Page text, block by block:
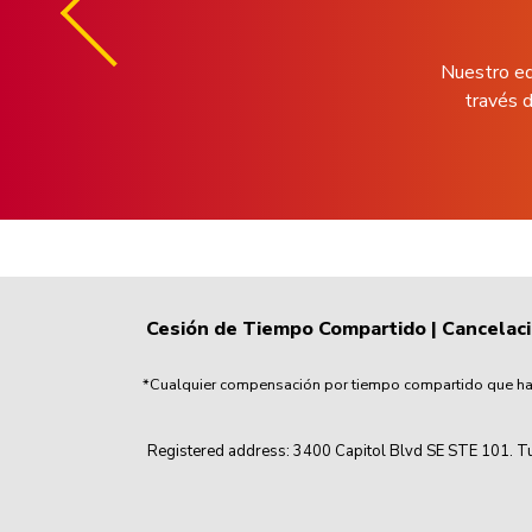
Nuestro
través
Cesión de Tiempo Compartido|
*Cualquier compensación por tiempo compartido que
Registered address: 3400 Capitol Blvd SE STE 101.